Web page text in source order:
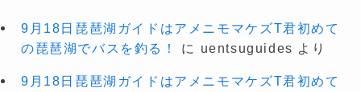
9月18日琵琶湖ガイドはアメニモマケズT君初めて
の琵琶湖でバスを釣る！
に uentsuguides より
9月18日琵琶湖ガイドはアメニモマケズT君初めて